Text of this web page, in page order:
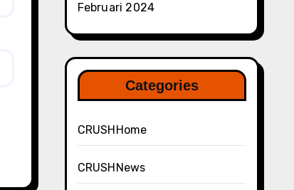
Februari 2024
Categories
CRUSHHome
CRUSHNews